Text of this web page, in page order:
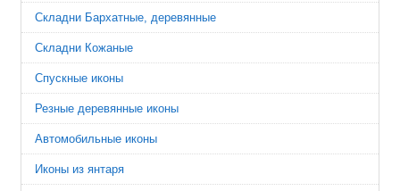
Складни Бархатные, деревянные
Складни Кожаные
Спускные иконы
Резные деревянные иконы
Автомобильные иконы
Иконы из янтаря